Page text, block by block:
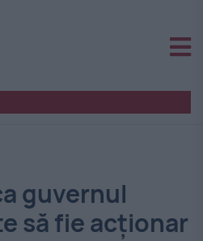
guvernul
să fie acționar